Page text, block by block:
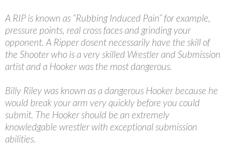
A RIP is known as “Rubbing Induced Pain” for example,
pressure points, real cross faces and grinding your
opponent. A Ripper dosent necessarily have the skill of
the Shooter who is a very skilled Wrestler and Submission
artist and a Hooker was the most dangerous.
Billy Riley was known as a dangerous Hooker because he
would break your arm very quickly before you could
submit. The Hooker should be an extremely
knowledgable wrestler with exceptional submission
abilities.